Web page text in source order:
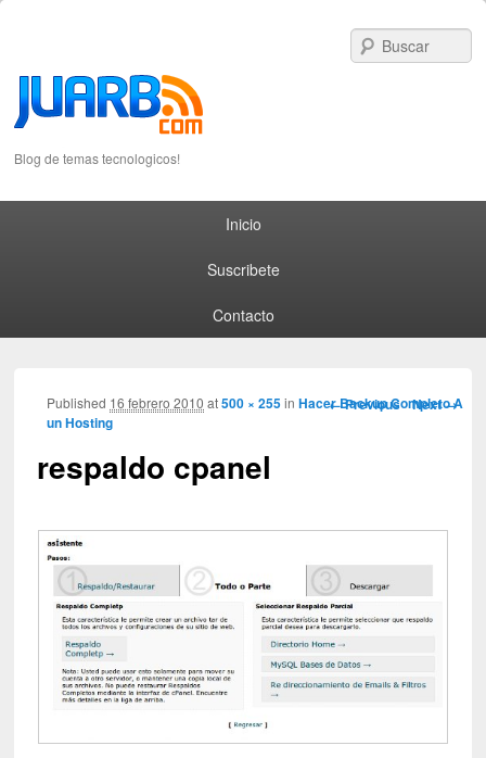
Blog de temas tecnologicos!
Inicio
Suscribete
Contacto
Image navigation
← Previous Next →
respaldo cpanel
Published 16 febrero 2010 at500 × 255inHacer Backup Completo A
un Hosting